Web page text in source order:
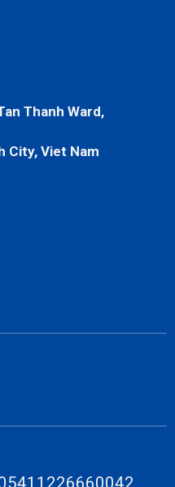
Thanh Ward,
City, Viet Nam